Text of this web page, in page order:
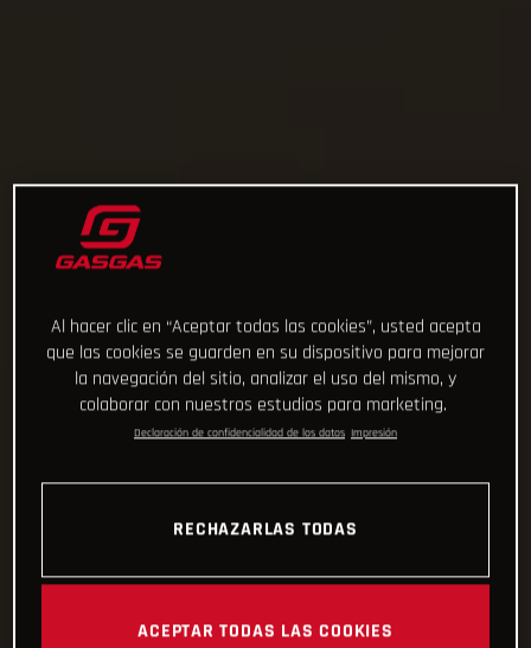
Al hacer clic en “Aceptar todas las cookies”, usted acepta
que las cookies se guarden en su dispositivo para mejorar
la navegación del sitio, analizar el uso del mismo, y
colaborar con nuestros estudios para marketing.
Declaración de confidencialidad de los datos Impresión
RECHAZARLAS TODAS
ACEPTAR TODAS LAS COOKIES